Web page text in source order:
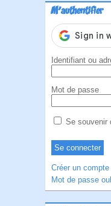
M'authentifier
Identifiant ou
Mot de passe
Se souvenir
Créer un compte
Mot de passe